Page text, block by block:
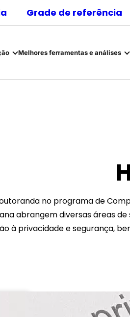
Grade de referência
Melhores ferramentas e análises
no programa de
abrangem diversas áreas
à privacidade e segurança,